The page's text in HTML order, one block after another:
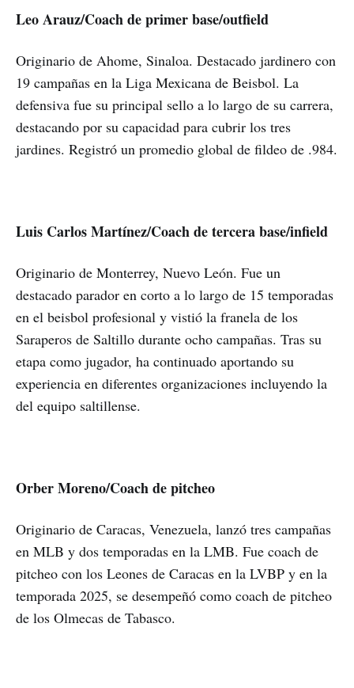
Leo Arauz/Coach de primer base/outfield
Originario de Ahome, Sinaloa. Destacado jardinero con
19 campañas en la Liga Mexicana de Beisbol. La
defensiva fue su principal sello a lo largo de su carrera,
destacando por su capacidad para cubrir los tres
jardines. Registró un promedio global de fildeo de .984.
Luis Carlos Martínez/Coach de tercera base/infield
Originario de Monterrey, Nuevo León. Fue un
destacado parador en corto a lo largo de 15 temporadas
en el beisbol profesional y vistió la franela de los
Saraperos de Saltillo durante ocho campañas. Tras su
etapa como jugador, ha continuado aportando su
experiencia en diferentes organizaciones incluyendo la
del equipo saltillense.
Orber Moreno/Coach de pitcheo
Originario de Caracas, Venezuela, lanzó tres campañas
en MLB y dos temporadas en la LMB. Fue coach de
pitcheo con los Leones de Caracas en la LVBP y en la
temporada 2025, se desempeñó como coach de pitcheo
de los Olmecas de Tabasco.